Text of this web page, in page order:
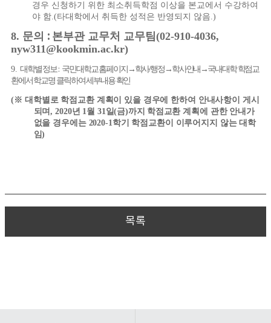
경우 신청하기 위한 최소취득학점 이상을 본교에서 수강하여
야 함.(타대학에서 취득한 성적은 반영되지 않음.)
8. 문의 : 본부관 교무처 교무팀 (02-910-4036,
nyw311@kookmin.ac.kr)
9. 대학별 정보: 국민대학교 홈페이지 →학사/행정→학사안내 →국내대학 학점교
환에서 학교명 클릭하여 세부내용 확인
(※ 대학별로 학점교환 계획이 있을 경우에 한하여 안내사항이 게시
되며, 2020년 1월 31일(금)까지 학점교환 계획에 관한 안내가
없을 경우에는 2020-1학기 학점교환이 이루어지지 않는 대학
임)
목록